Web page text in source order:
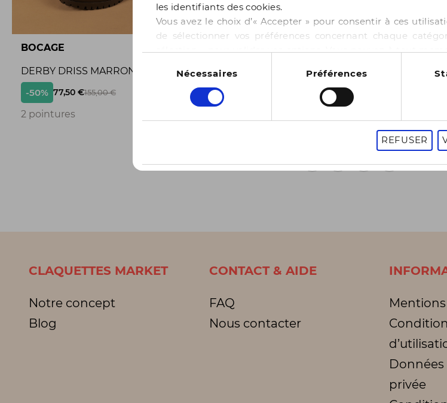
les identifiants des cookies.
Vous avez le choix d’« Accepter » pour consentir à ces
de sélectionner vos préférences concernant chaque
sélection » pour valider vos options. Vous pouvez à tout
consentement
Nécessaires Préférences
REFUSER
BOCAGE
DERBY DRISS MARRON
-50% 77,50 €155,00 €
2 pointures
BALLERINE BAILA CHOCOLAT
1 2 3
Page
1 - 16
CLAQUETTES MARKET
Notre concept
Blog
CONTACT & AIDE
FAQ
Nous contacter
Données
privée